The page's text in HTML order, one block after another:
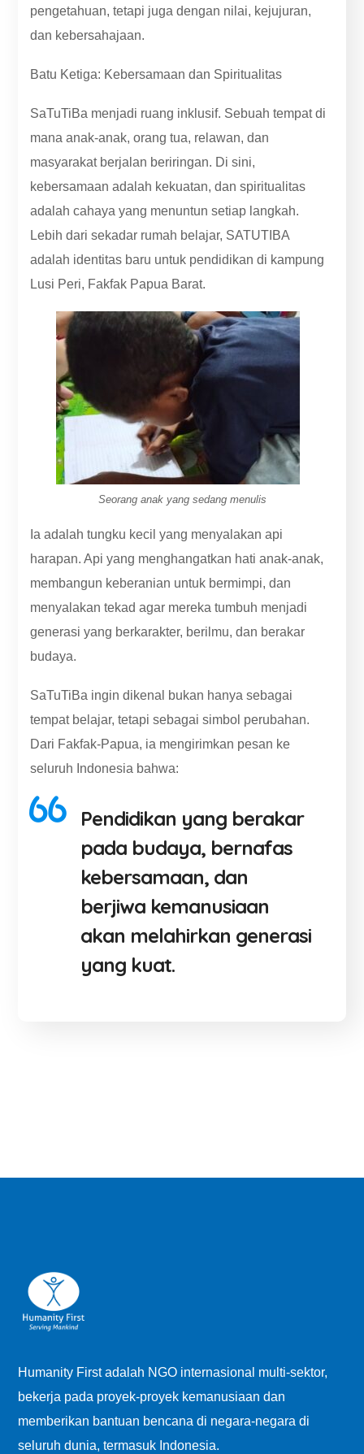
pengetahuan, tetapi juga dengan nilai, kejujuran,
dan kebersahajaan.
Batu Ketiga: Kebersamaan dan Spiritualitas
SaTuTiBa menjadi ruang inklusif. Sebuah tempat di
mana anak-anak, orang tua, relawan, dan
masyarakat berjalan beriringan. Di sini,
kebersamaan adalah kekuatan, dan spiritualitas
adalah cahaya yang menuntun setiap langkah.
Lebih dari sekadar rumah belajar, SATUTIBA
adalah identitas baru untuk pendidikan di kampung
Lusi Peri, Fakfak Papua Barat.
Seorang anak yang sedang menulis
Ia adalah tungku kecil yang menyalakan api
harapan. Api yang menghangatkan hati anak-anak,
membangun keberanian untuk bermimpi, dan
menyalakan tekad agar mereka tumbuh menjadi
generasi yang berkarakter, berilmu, dan berakar
budaya.
SaTuTiBa ingin dikenal bukan hanya sebagai
tempat belajar, tetapi sebagai simbol perubahan.
Dari Fakfak-Papua, ia mengirimkan pesan ke
seluruh Indonesia bahwa:
Pendidikan yang berakar
pada budaya, bernafas
kebersamaan, dan
berjiwa kemanusiaan
akan melahirkan generasi
yang kuat.
Humanity First adalah NGO internasional multi-sektor,
bekerja pada proyek-proyek kemanusiaan dan
memberikan bantuan bencana di negara-negara di
seluruh dunia, termasuk Indonesia.